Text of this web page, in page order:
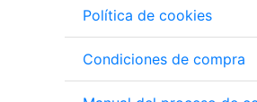
Política de cookies
Condiciones de compra